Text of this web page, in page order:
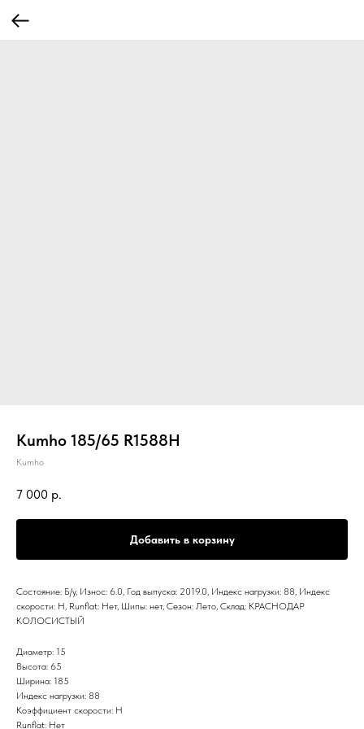
Kumho 185/65 R1588H
Kumho
7 000 р.
Добавить в корзину
Состояние: Б/у, Износ: 6.0, Год выпуска: 2019.0, Индекс нагрузки: 88, Индекс
скорости: H, Runflat: Нет, Шипы: нет, Сезон: Лето, Склад: КРАСНОДАР
КОЛОСИСТЫЙ
Диаметр: 15
Высота: 65
Ширина: 185
Индекс нагрузки: 88
Коэффициент скорости: H
Runflat: Нет